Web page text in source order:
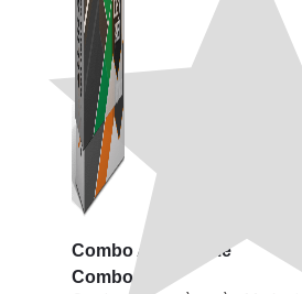
Combo ATP
Combo ATP Mobile